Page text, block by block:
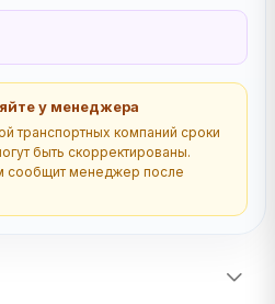
у менеджера
транспортных компаний сроки
быть скорректированы.
сообщит менеджер после